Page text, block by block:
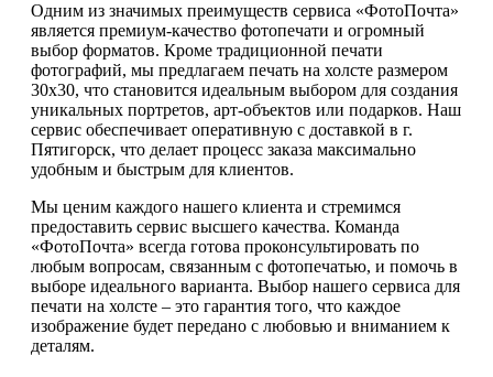
Одним из значимых преимуществ сервиса «ФотоПочта»
является премиум-качество фотопечати и огромный
выбор форматов. Кроме традиционной печати
фотографий, мы предлагаем печать на холсте размером
30х30, что становится идеальным выбором для создания
уникальных портретов, арт-объектов или подарков. Наш
сервис обеспечивает оперативную с доставкой в г.
Пятигорск, что делает процесс заказа максимально
удобным и быстрым для клиентов.
Мы ценим каждого нашего клиента и стремимся
предоставить сервис высшего качества. Команда
«ФотоПочта» всегда готова проконсультировать по
любым вопросам, связанным с фотопечатью, и помочь в
выборе идеального варианта. Выбор нашего сервиса для
печати на холсте – это гарантия того, что каждое
изображение будет передано с любовью и вниманием к
деталям.